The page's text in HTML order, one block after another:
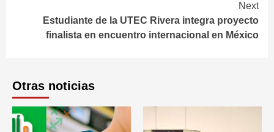
Next
Estudiante de la UTEC Rivera integra proyecto
finalista en encuentro internacional en México
Otras noticias